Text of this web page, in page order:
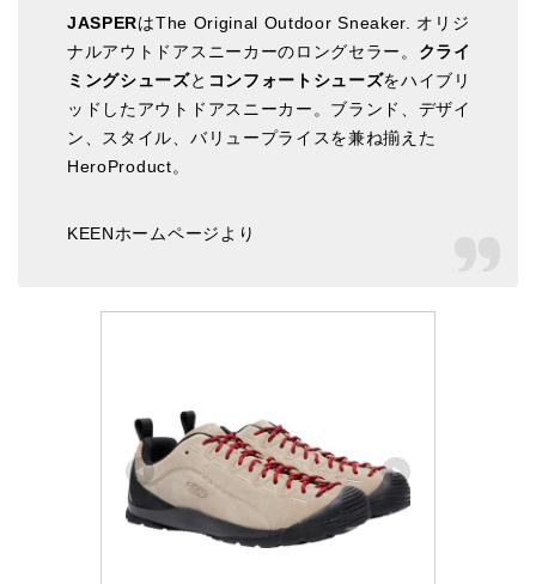
JASPERはThe Original Outdoor Sneaker. オリジ
ナルアウトドアスニーカーのロングセラー。 クライ
ミングシューズと コンフォートシューズをハイブリ
ッドしたアウトドアスニーカー。ブランド、デザイ
ン、スタイル、バリュープライスを兼ね揃えた
HeroProduct。
KEENホームページより